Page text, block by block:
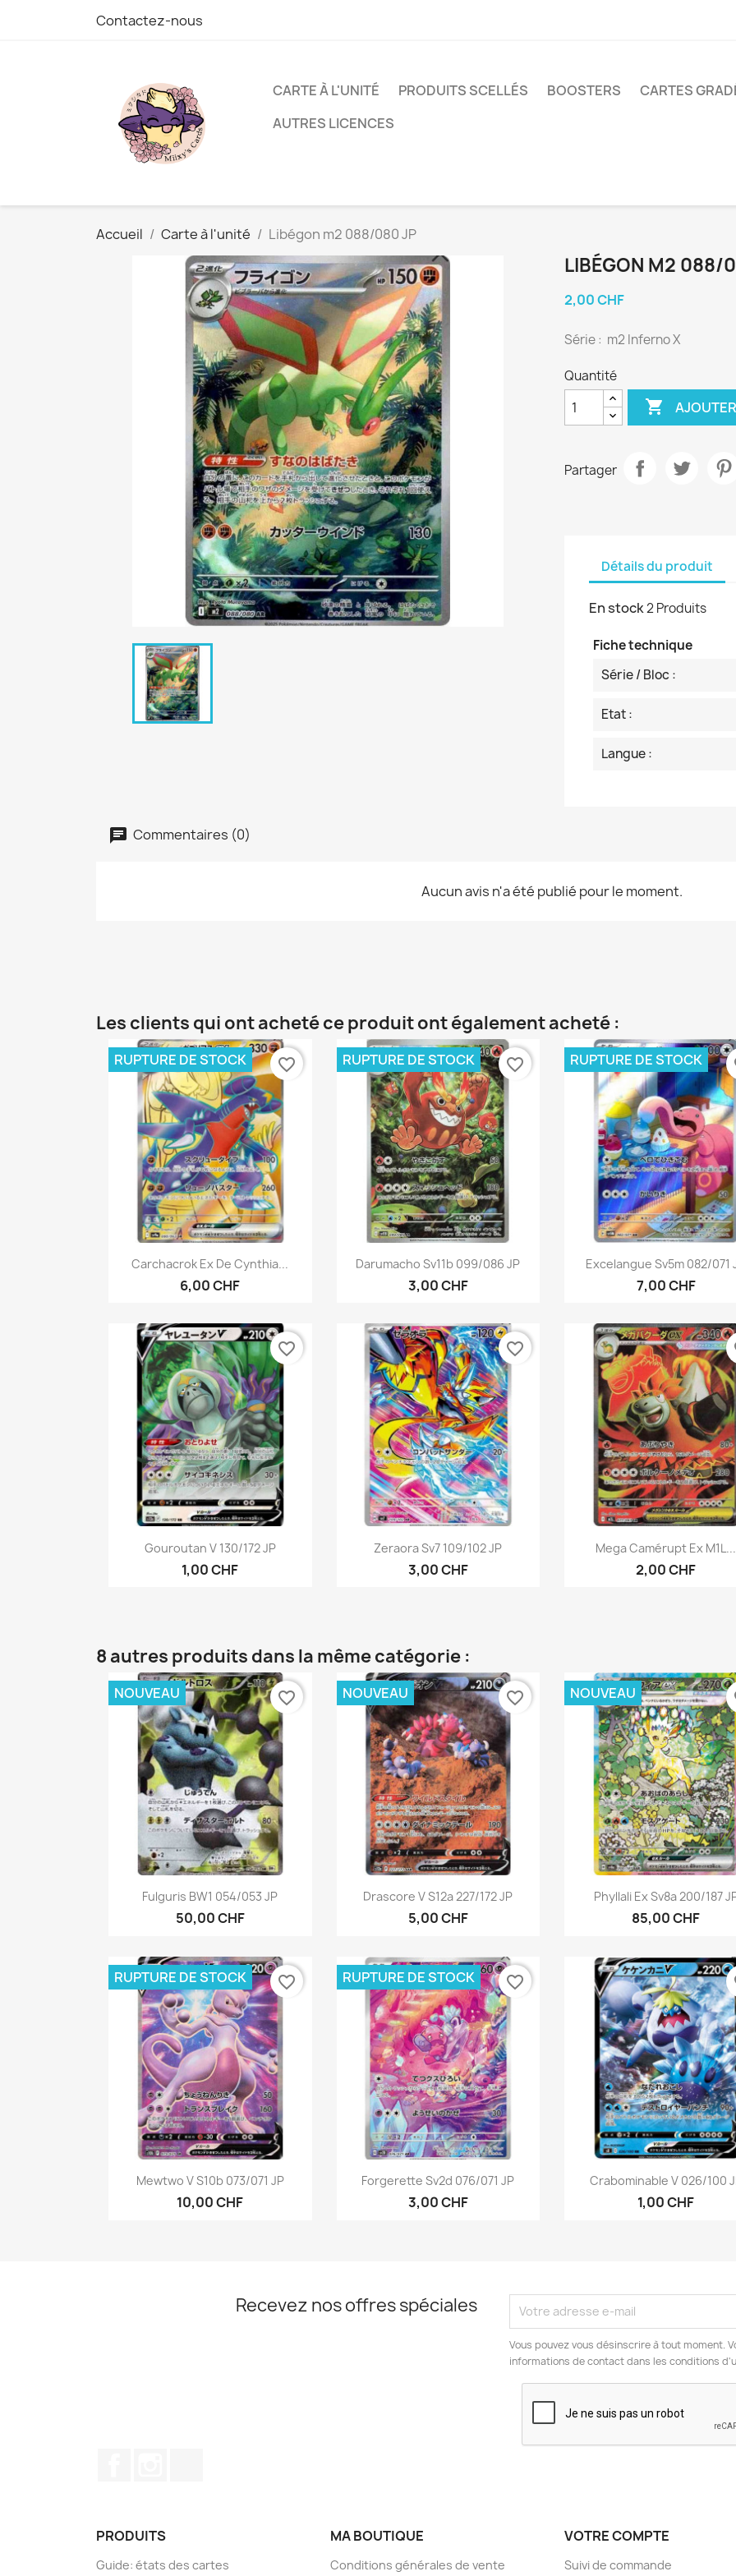
Contactez-nous
CARTE À L'UNITÉ PRODUITS SCELLÉS BOOSTERS CARTES
AUTRES LICENCES
Accueil Carte à l'unité Libégon m2 088/080 JP
LIBÉGON M2 088/
2,00 CHF
Série : m2 Inferno X
Quantité

Partager
Détails du produit
En stock2 Produits
Fiche technique
Série / Bloc :
Etat :
Langue :
Commentaires (0)
Aucun avis n'a été publié pour le moment.
Les clients qui ont acheté ce produit ont également acheté :
Aperçu rapide
Carchacrok Ex De Cynthia...
6,00 CHF
RUPTURE DE STOCK favorite_border
Aperçu rapide
Darumacho Sv11b 099/086 JP
3,00 CHF
RUPTURE DE STOCK favorite_border
Aperçu rapide
Excelangue Sv5m 082/071
7,00 CHF
RUPTURE DE STOCK
Aperçu rapide
Gouroutan V 130/172 JP
1,00 CHF
favorite_border
Aperçu rapide
Zeraora Sv7 109/102 JP
3,00 CHF
favorite_border
Aperçu rapide
Mega Camérupt Ex M1L...
2,00 CHF
8 autres produits dans la même catégorie :
Aperçu rapide
Fulguris BW1 054/053 JP
50,00 CHF
NOUVEAU favorite_border
Aperçu rapide
Drascore V S12a 227/172 JP
5,00 CHF
NOUVEAU favorite_border
Aperçu rapide
Phyllali Ex Sv8a 200/187
85,00 CHF
NOUVEAU
Aperçu rapide
Mewtwo V S10b 073/071 JP
10,00 CHF
RUPTURE DE STOCK favorite_border
Aperçu rapide
Forgerette Sv2d 076/071 JP
3,00 CHF
RUPTURE DE STOCK favorite_border
Aperçu rapide
Crabominable V 026/100
1,00 CHF
Recevez nos offres spéciales
Vous pouvez vous désinscrire à tout moment.
informations de contact dans les conditions
PRODUITS
Guide: états des cartes
MA BOUTIQUE
Conditions générales de vente
VOTRE COMPTE
Suivi de commande